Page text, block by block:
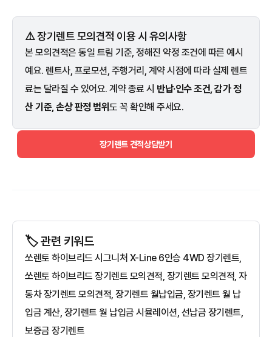
⚠️ 장기렌트 모의견적 이용 시 유의사항
본 모의견적은 동일 트림 기준, 정해진 약정 조건에 따른 예시
예요. 렌트사, 프로모션, 주행거리, 계약 시점에 따라 실제 렌트
료는 달라질 수 있어요. 계약 종료 시 반납·인수 조건, 감가 정
산 기준, 손상 판정 범위도 꼭 확인해 주세요.
장기렌트 견적상담받기
🏷️ 관련 키워드
쏘렌토 하이브리드 시그니처 X-Line 6인승 4WD 장기렌트,
쏘렌토 하이브리드 장기렌트 모의견적, 장기렌트 모의견적, 자
동차 장기렌트 모의견적, 장기렌트 월납입금, 장기렌트 월 납
입금 계산, 장기렌트 월 납입금 시뮬레이션, 선납금 장기렌트,
보증금 장기렌트